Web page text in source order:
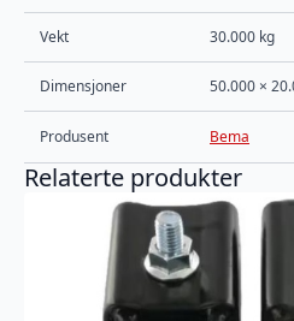
Vekt 30.000 kg
Dimensjoner 50.000 ×
Produsent Bema
Relaterte produkter